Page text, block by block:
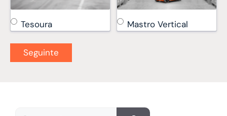
Tesoura Mastro Vertical